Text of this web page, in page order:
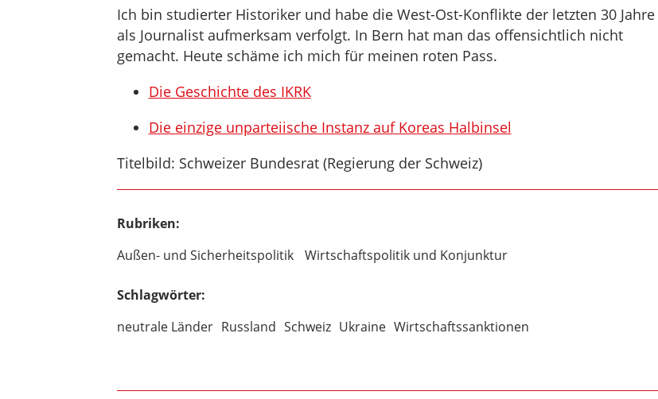
Ich bin studierter Historiker und habe die West-Ost-Konflikte der letzten 30 Jahre
als Journalist aufmerksam verfolgt. In Bern hat man das offensichtlich nicht
gemacht. Heute schäme ich mich für meinen roten Pass.
Die Geschichte des IKRK
Die einzige unparteiische Instanz auf Koreas Halbinsel
Titelbild: Schweizer Bundesrat (Regierung der Schweiz)
Rubriken:
Außen- und Sicherheitspolitik
Wirtschaftspolitik und Konjunktur
Schlagwörter:
neutrale Länder Russland Schweiz Ukraine Wirtschaftssanktionen